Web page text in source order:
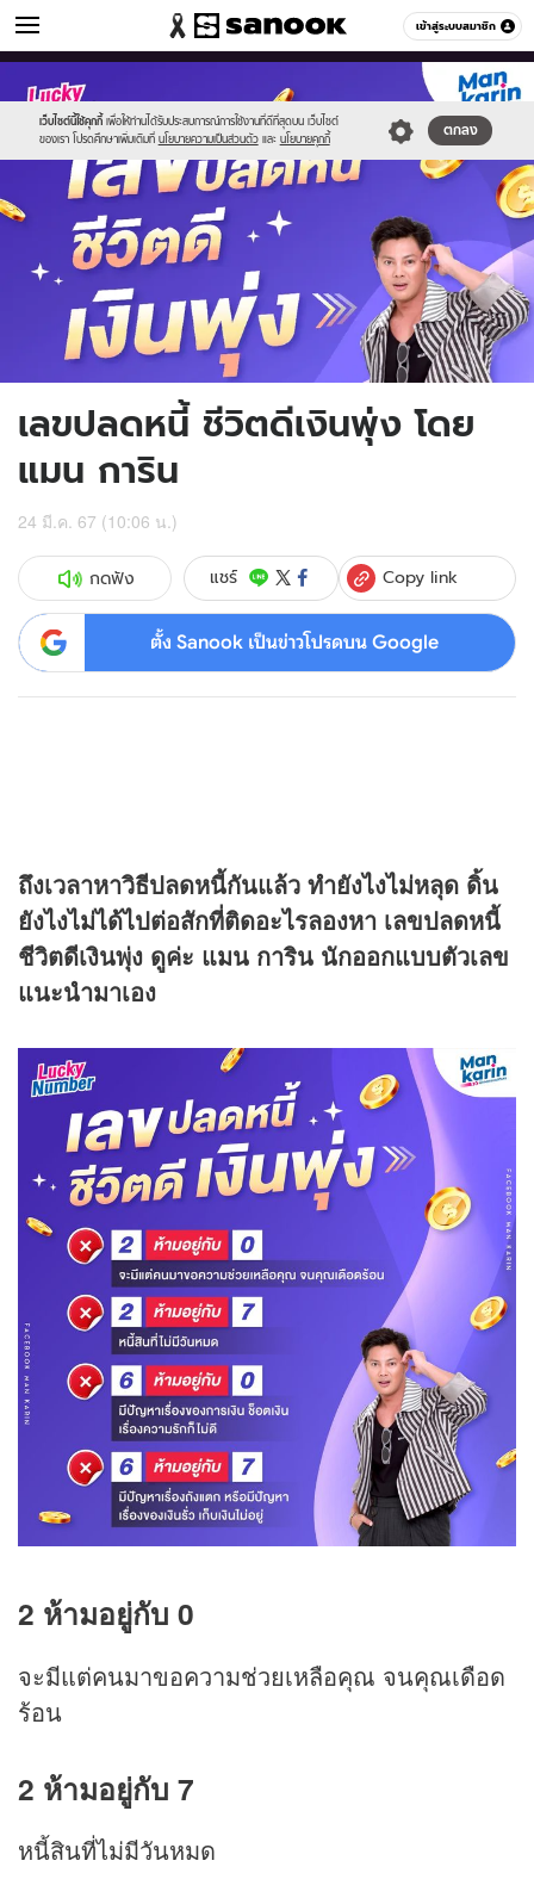
เข้าสู่ระบบสมาชิก
ดูดวง หมวดอื่นๆ
เว็บไซต์นี้ใช้คุกกี้ เพื่อให้ท่านได้รับประสบการณ์การใช้งานที่ดีที่สุดบน เว็บไซต์
ของเรา โปรดศึกษาเพิ่มเติมที่ นโยบายความเป็นส่วนตัว และ นโยบายคุกกี้
ตกลง
new-
sanook.png
//s.isanook.com/ho/0/ud/55/275327/sanook_thumbnail_1200x720-
2.jpg
เลขปลดหนี้ ชีวิตดีเงินพุ่ง โดย
แมน การิน
24 มี.ค. 67 (10:06 น.)
กดฟัง แชร์ Copy link
ตั้ง Sanook เป็นข่าวโปรดบน Google
ถึงเวลาหาวิธีปลดหนี้กันแล้ว ทำยังไงไม่หลุด ดิ้น
ยังไงไม่ได้ไปต่อสักที่ติดอะไรลองหา เลขปลดหนี้
ชีวิตดีเงินพุ่ง ดูค่ะ แมน การิน นักออกแบบตัวเลข
แนะนำมาเอง
2 ห้ามอยู่กับ 0
จะมีแต่คนมาขอความช่วยเหลือคุณ จนคุณเดือด
ร้อน
2 ห้ามอยู่กับ 7
หนี้สินที่ไม่มีวันหมด